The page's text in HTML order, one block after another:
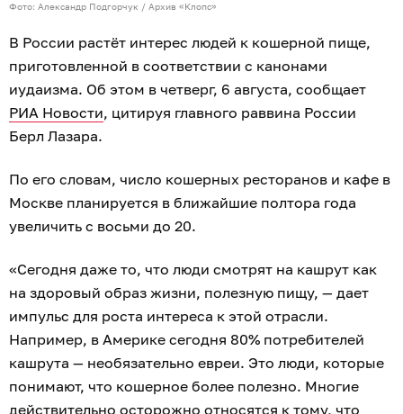
Фото: Александр Подгорчук / Архив «Клопс»
В России растёт интерес людей к кошерной пище,
приготовленной в соответствии с канонами
иудаизма. Об этом в четверг, 6 августа, сообщает
РИА Новости, цитируя главного раввина России
Берл Лазара.
По его словам, число кошерных ресторанов и кафе в
Москве планируется в ближайшие полтора года
увеличить с восьми до 20.
«Сегодня даже то, что люди смотрят на кашрут как
на здоровый образ жизни, полезную пищу, — дает
импульс для роста интереса к этой отрасли.
Например, в Америке сегодня 80% потребителей
кашрута — необязательно евреи. Это люди, которые
понимают, что кошерное более полезно. Многие
действительно осторожно относятся к тому, что